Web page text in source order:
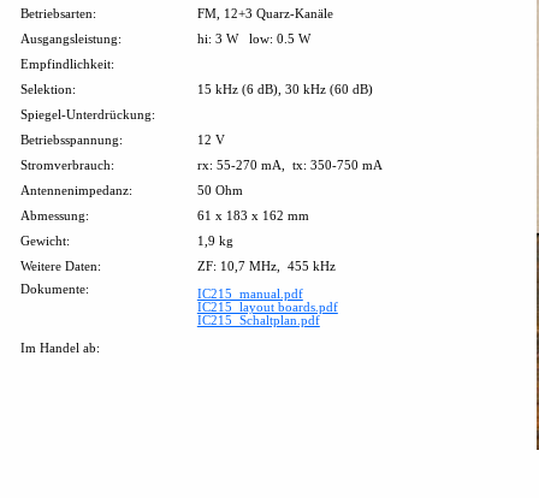
Betriebsarten:
FM, 12+3 Quarz-Kanäle
Ausgangsleistung:
hi: 3 W
low: 0.5 W
Empfindlichkeit:
Selektion:
15 kHz (6 dB), 30 kHz (60 dB)
Spiegel-Unterdrückung:
Betriebsspannung:
12 V
Stromverbrauch:
rx: 55-270 mA,
tx: 350-750 mA
Antennenimpedanz:
50 Ohm
Abmessung:
61 x 183 x 162 mm
Gewicht:
1,9 kg
Weitere Daten:
ZF: 10,7 MHz,
455 kHz
Dokumente:
IC215_manual.pdf
IC215_layout boards.pdf
IC215_Schaltplan.pdf
Im Handel ab: